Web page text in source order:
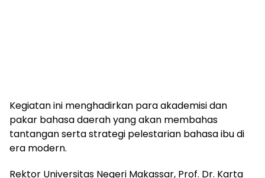
Kegiatan ini menghadirkan para akademisi dan
pakar bahasa daerah yang akan membahas
tantangan serta strategi pelestarian bahasa ibu di
era modern.
Rektor Universitas Negeri Makassar, Prof. Dr. Karta